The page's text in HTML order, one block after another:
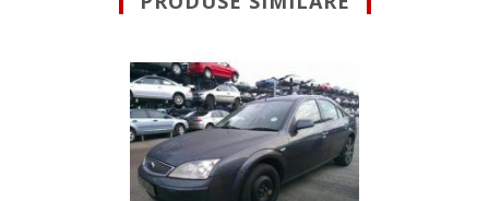
aripa stanga fata Ford
Mondeo 3 2000/11-2007/